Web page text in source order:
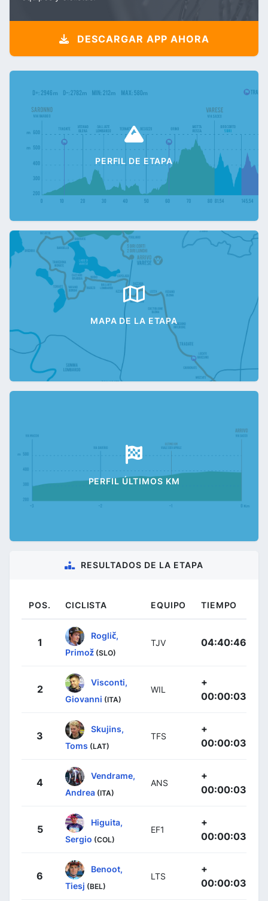
DESCARGAR APP AHORA
PERFIL DE ETAPA
MAPA DE LA ETAPA
PERFIL ÚLTIMOS KM
RESULTADOS DE LA ETAPA
POS. CICLISTA EQUIPO TIEMPO
1
Roglič,
Primož (SLO)
TJV 04:40:46
2
Visconti,
Giovanni (ITA)
WIL
+
00:00:03
3
Skujins,
Toms (LAT)
TFS
+
00:00:03
4
Vendrame,
Andrea (ITA)
ANS
+
00:00:03
5
Higuita,
Sergio (COL)
EF1
+
00:00:03
6
Benoot,
Tiesj (BEL)
LTS
+
00:00:03